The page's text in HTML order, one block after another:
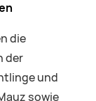
die
der
und
sowie